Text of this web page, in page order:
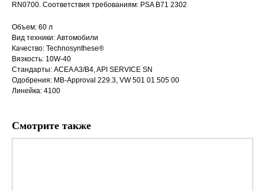
RN0700. Соответствия требованиям: PSA B71 2302
Объем: 60 л
Вид техники: Автомобили
Качество: Technosynthese®
Вязкость: 10W-40
Стандарты: ACEA A3/B4, API SERVICE SN
Одобрения: MB-Approval 229.3, VW 501 01 505 00
Линейка: 4100
Смотрите также